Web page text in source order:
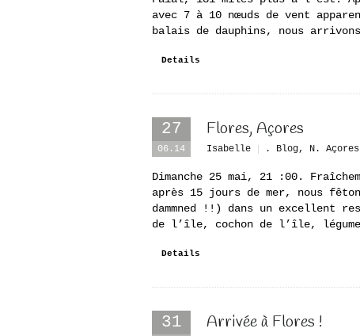
avec 7 à 10 nœuds de vent
balais de dauphins, nous
Details
27
06.14
Flores, Açores
Isabelle . Blog, N. Açores
Dimanche 25 mai, 21 :00.
après 15 jours de mer, nous
dammned !!) dans un excellent
de l’île, cochon de l’île,
Details
31 Arrivée à Flores !